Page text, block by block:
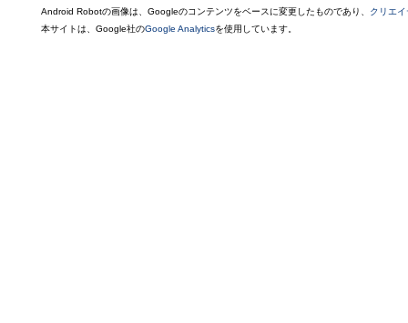
Android Robotの画像は、Googleのコンテンツをベースに変更したものであり、 クリエ
本サイトは、Google社のGoogle Analyticsを使用しています。